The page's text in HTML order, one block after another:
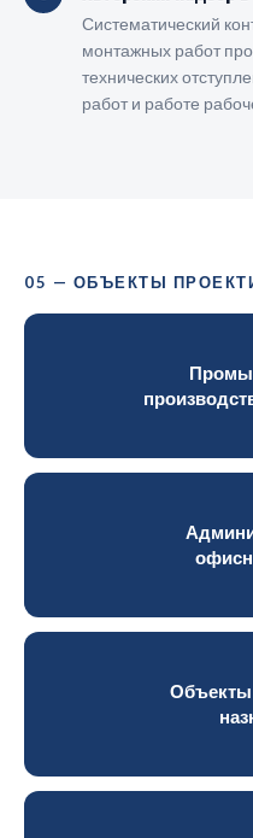
Систематический
монтажных работ
технических
работ и работе
05 — ОБЪЕКТЫ
Объекты